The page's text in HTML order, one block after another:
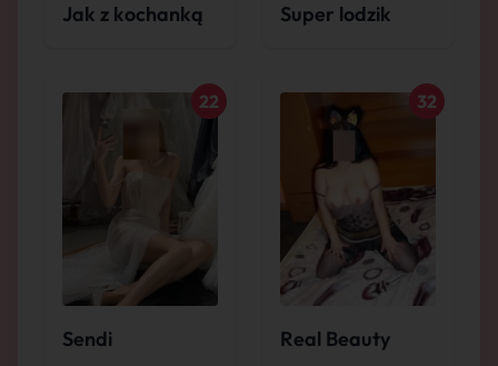
Jak z kochanką Super lodzik
Sendi
22
Real Beauty
32